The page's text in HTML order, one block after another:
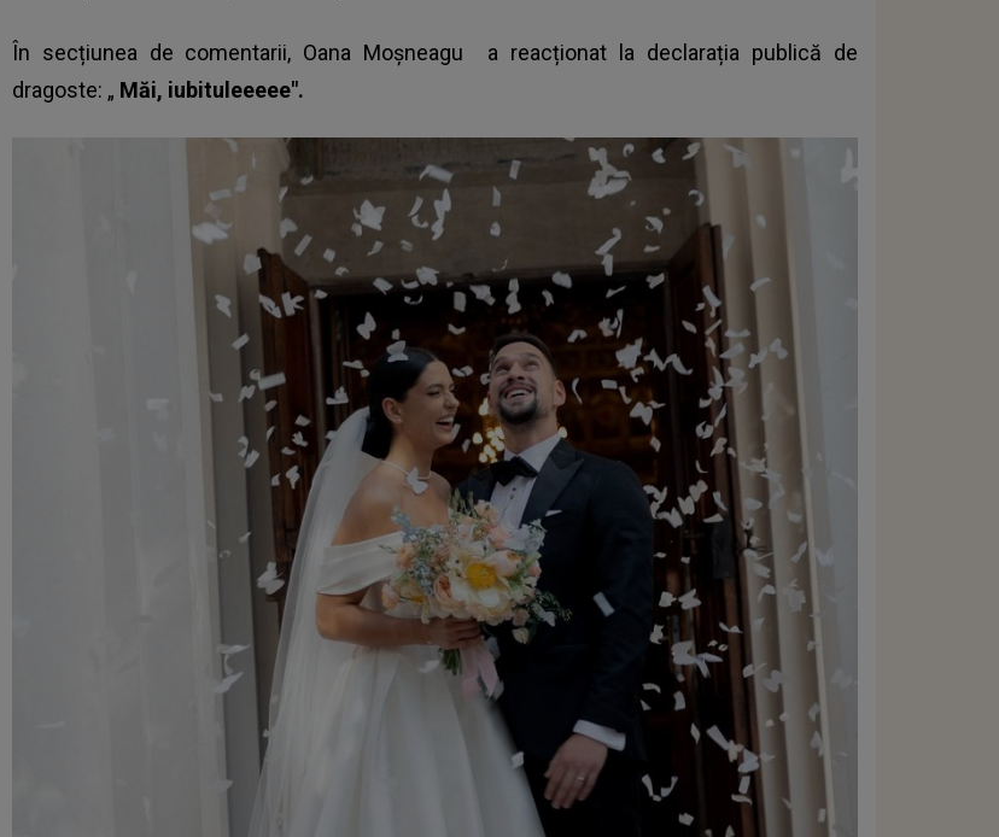
În secțiunea de comentarii, Oana Moșneagu
a reacționat la declarația publică de
dragoste: „ Măi, iubituleeeee".